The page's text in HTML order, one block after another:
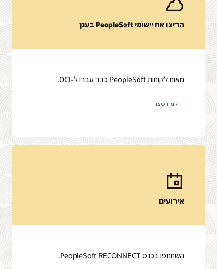
הריצו את יישומי PeopleSoft בענן
מאות לקוחות PeopleSoft כבר עברו ל-OCI.
למדו כיצד
אירועים
השתתפו בכנס PeopleSoft RECONNECT.